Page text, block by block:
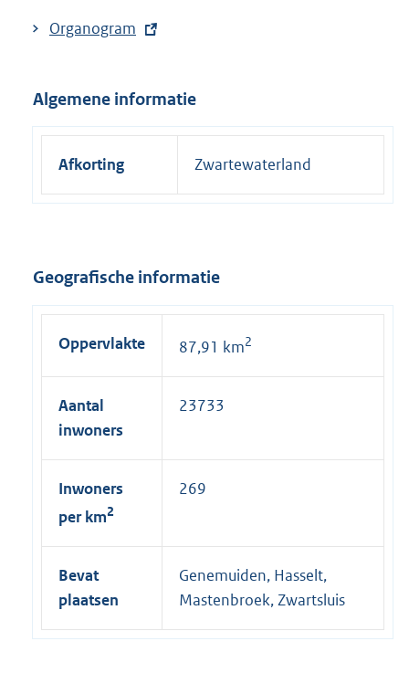
E
e
r
l
k
Organogram
Algemene informatie
Afkorting Zwartewaterland
Geografische informatie
Oppervlakte 87,91 km2
Aantal
inwoners
23733
Inwoners
per km2
269
Bevat
plaatsen
Genemuiden, Hasselt,
Mastenbroek, Zwartsluis